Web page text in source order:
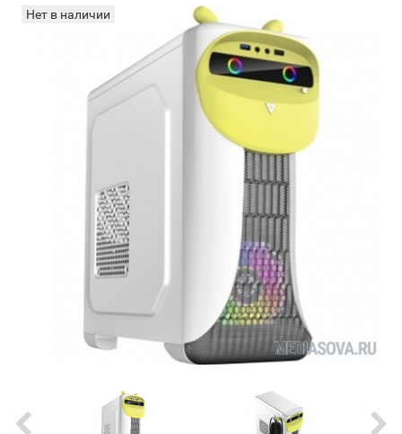
Нет в наличии